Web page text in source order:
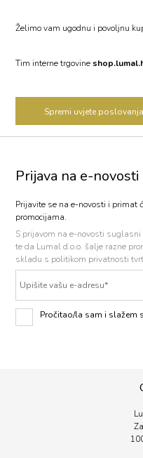
Želimo vam ugodnu i povoljnu
Tim interne trgovine
Spremi uvjete poslovanja
Prijava na e-novosti
Prijavite se na e-novosti i primat
promocijama.
S prijavom na e-novosti suglasni
te da Lumal d.o.o. šalje razne
skladu s politikom privatnosti
Pročitao/la sam i slažem